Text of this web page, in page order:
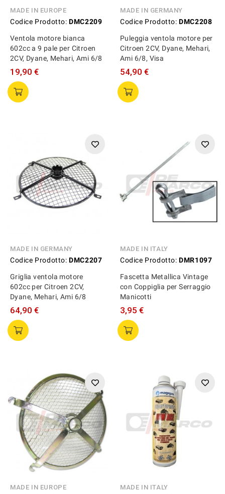
MADE IN EUROPE
Codice Prodotto: DMC2209
Ventola motore bianca
602cc a 9 pale per Citroen
2CV, Dyane, Mehari, Ami 6/8
19,90 €
MADE IN GERMANY
Codice Prodotto: DMC2208
Puleggia ventola motore per
Citroen 2CV, Dyane, Mehari,
Ami 6/8, Visa
54,90 €
MADE IN GERMANY
Codice Prodotto: DMC2207
Griglia ventola motore
602cc per Citroen 2CV,
Dyane, Mehari, Ami 6/8
64,90 €
MADE IN ITALY
Codice Prodotto: DMR1097
Fascetta Metallica Vintage
con Coppiglia per Serraggio
Manicotti
3,95 €
MADE IN EUROPE MADE IN ITALY